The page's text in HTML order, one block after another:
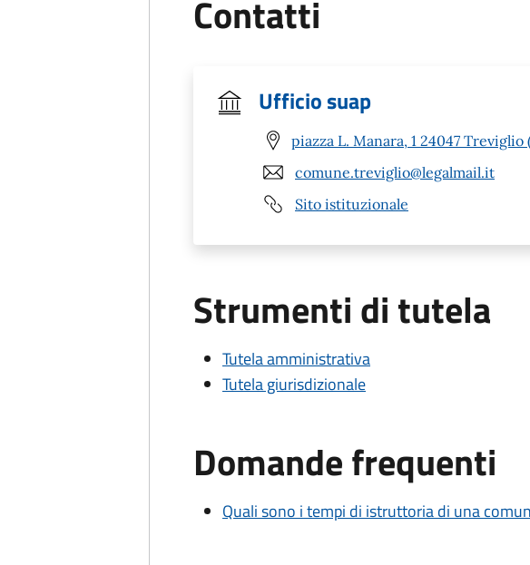
Contatti
Ufficio suap
piazza L. Manara, 1 24047 Treviglio
comune.treviglio@legalmail.it
Sito istituzionale
Strumenti di tutela
Tutela amministrativa
Tutela giurisdizionale
Domande frequenti
Quali sono i tempi di istruttoria di una